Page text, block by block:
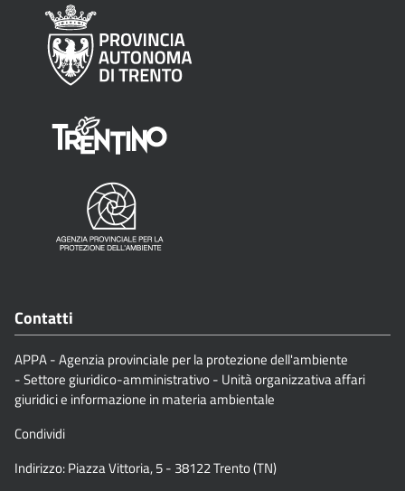
Contatti
APPA - Agenzia provinciale per la protezione dell'ambiente
- Settore giuridico-amministrativo - Unità organizzativa affari
giuridici e informazione in materia ambientale
Condividi
Indirizzo: Piazza Vittoria, 5 - 38122 Trento (TN)